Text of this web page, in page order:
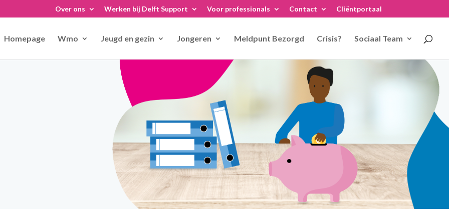
Over ons Werken bij Delft Support Voor professionals Contact Cliëntportaal
Homepage Wmo Jeugd en gezin Jongeren Meldpunt Bezorgd Crisis? Sociaal Team